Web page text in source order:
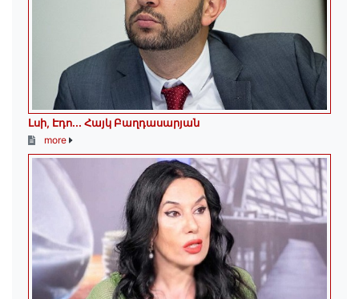
Լսի, Էդո․․․ Հայկ Բաղդասարյան
more